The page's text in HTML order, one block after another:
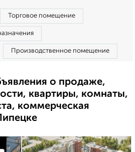
Торговое помещение
Производственное помещение
о продаже,
квартиры, комнаты,
коммерческая